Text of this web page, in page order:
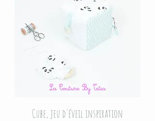
Cube, jeu d'éveil inspiration